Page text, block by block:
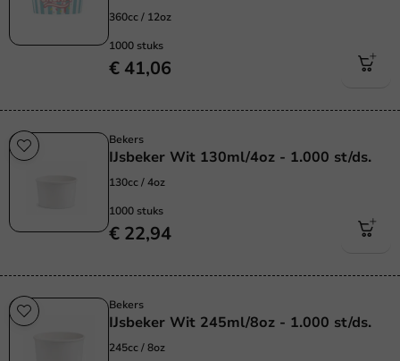
360cc / 12oz
1000 stuks
€ 41,06
Bekers
IJsbeker Wit 130ml/4oz - 1.000 st/ds.
130cc / 4oz
1000 stuks
€ 22,94
Bekers
IJsbeker Wit 245ml/8oz - 1.000 st/ds.
245cc / 8oz